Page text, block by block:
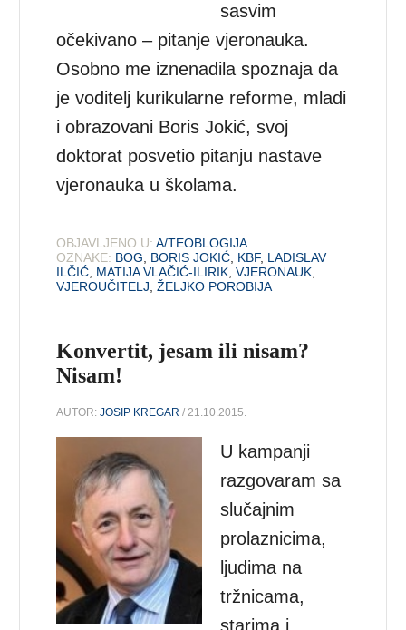
sasvim
očekivano – pitanje vjeronauka.
Osobno me iznenadila spoznaja da
je voditelj kurikularne reforme, mladi
i obrazovani Boris Jokić, svoj
doktorat posvetio pitanju nastave
vjeronauka u školama.
OBJAVLJENO U: A/TEOBLOGIJA
OZNAKE: BOG, BORIS JOKIĆ, KBF, LADISLAV
ILČIĆ, MATIJA VLAČIĆ-ILIRIK,VJERONAUK,
VJEROUČITELJ,ŽELJKO POROBIJA
Konvertit, jesam ili nisam?
Nisam!
AUTOR:JOSIP KREGAR / 21.10.2015.
U kampanji
razgovaram sa
slučajnim
prolaznicima,
ljudima na
tržnicama,
starima i